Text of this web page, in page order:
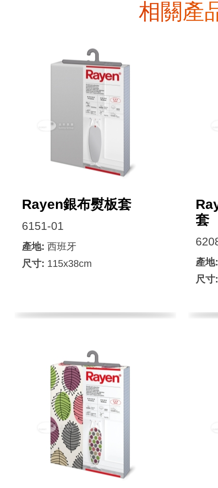
相關產
Rayen銀布熨板套
6151-01
產地: 西班牙
尺寸: 115x38cm
套
產地:
尺寸: